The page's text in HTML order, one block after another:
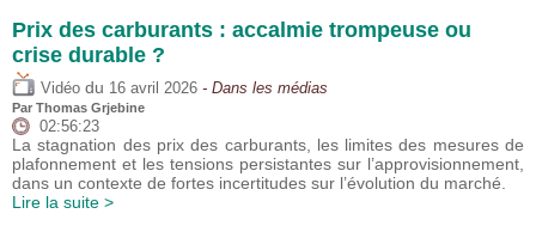
Prix des carburants : accalmie trompeuse ou
crise durable ?
Vidéo du 16 avril 2026 - Dans les médias
Par Thomas Grjebine
02:56:23
La stagnation des prix des carburants, les limites des mesures de
plafonnement et les tensions persistantes sur l’approvisionnement,
dans un contexte de fortes incertitudes sur l’évolution du marché.
Lire la suite >